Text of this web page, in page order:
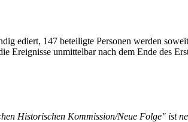
ediert, 147 beteiligte Personen werden
Ereignisse unmittelbar nach dem Ende des
Historischen Kommission/Neue Folge" ist